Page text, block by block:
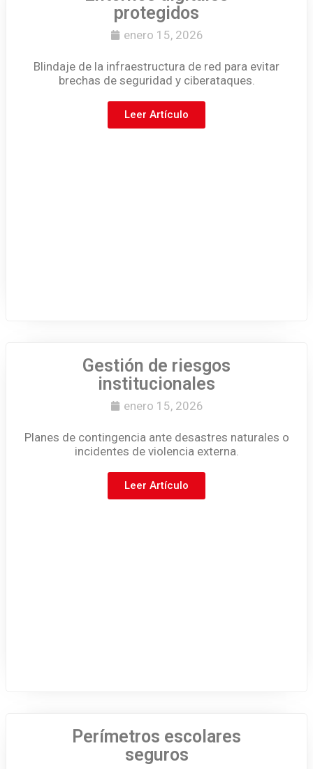
protegidos
enero 15, 2026
Blindaje de la infraestructura de red para evitar
brechas de seguridad y ciberataques.
Leer Artículo
Gestión de riesgos
institucionales
enero 15, 2026
Planes de contingencia ante desastres naturales o
incidentes de violencia externa.
Leer Artículo
Perímetros escolares
seguros